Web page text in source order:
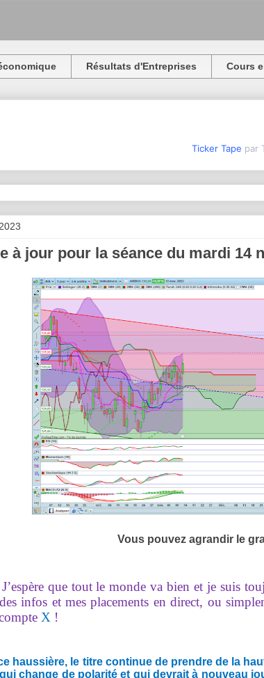
Résultats d'Entreprises Cours
Ticker Tape par
à jour pour la séance du mardi 14
Vous pouvez agrandir le
que tout le monde va bien et je suis
infos et mes placements en direct, ou
X !
haussière, le titre continue de prendre de la
change de polarité et qui devrait à nouveau